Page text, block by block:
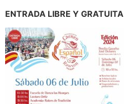
ENTRADA LIBRE Y GRATUITA